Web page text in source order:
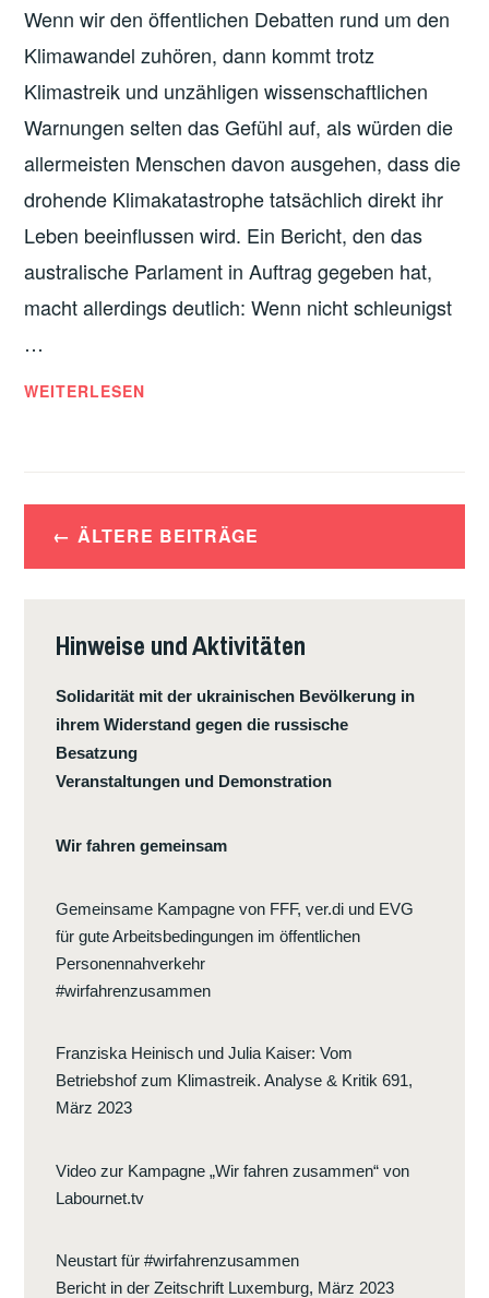
Wenn wir den öffentlichen Debatten rund um den
Klimawandel zuhören, dann kommt trotz
Klimastreik und unzähligen wissenschaftlichen
Warnungen selten das Gefühl auf, als würden die
allermeisten Menschen davon ausgehen, dass die
drohende Klimakatastrophe tatsächlich direkt ihr
Leben beeinflussen wird. Ein Bericht, den das
australische Parlament in Auftrag gegeben hat,
macht allerdings deutlich: Wenn nicht schleunigst
…
DIE
DA,
ODER:
DASS
MENSCHEIT
AUFHÖRT
EXISTIEREN
WEITERLESEN
Beitragsnavigation
ÄLTERE BEITRÄGE
Hinweise und Aktivitäten
Solidarität mit der ukrainischen Bevölkerung in
ihrem Widerstand gegen die russische
Besatzung
Veranstaltungen und Demonstration
Wir fahren gemeinsam
Gemeinsame Kampagne von FFF, ver.di und EVG
für gute Arbeitsbedingungen im öffentlichen
Personennahverkehr
#wirfahrenzusammen
Franziska Heinisch und Julia Kaiser:Vom
Betriebshof zum Klimastreik. Analyse & Kritik 691,
März 2023
Video zur Kampagne „Wir fahren zusammen“ von
Labournet.tv
Neustart für #wirfahrenzusammen
Bericht in der Zeitschrift Luxemburg, März 2023